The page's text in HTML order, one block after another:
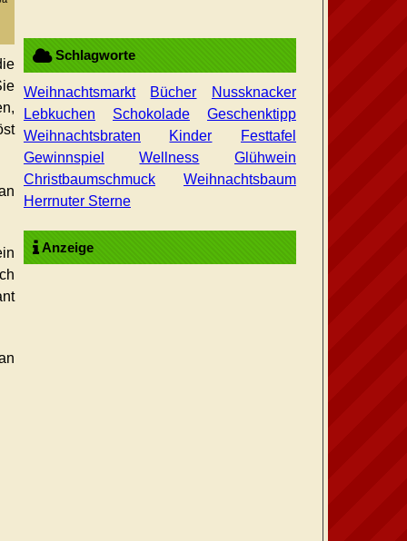
Schlagworte
Weihnachtsmarkt Bücher
Nussknacker
Lebkuchen
Schokolade
Geschenktipp
Weihnachtsbraten
Kinder
Festtafel
Gewinnspiel
Wellness
Glühwein
Christbaumschmuck
Weihnachtsbaum
Herrnuter Sterne
Anzeige